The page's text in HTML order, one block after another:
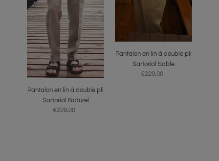
Sartorial
Naturel
Pantalon en lin à double pli
Sartorial Naturel
Prix
€229,00
Sartorial
Sable
Pantalon en lin à double pli
Sartorial Sable
Prix
€229,00